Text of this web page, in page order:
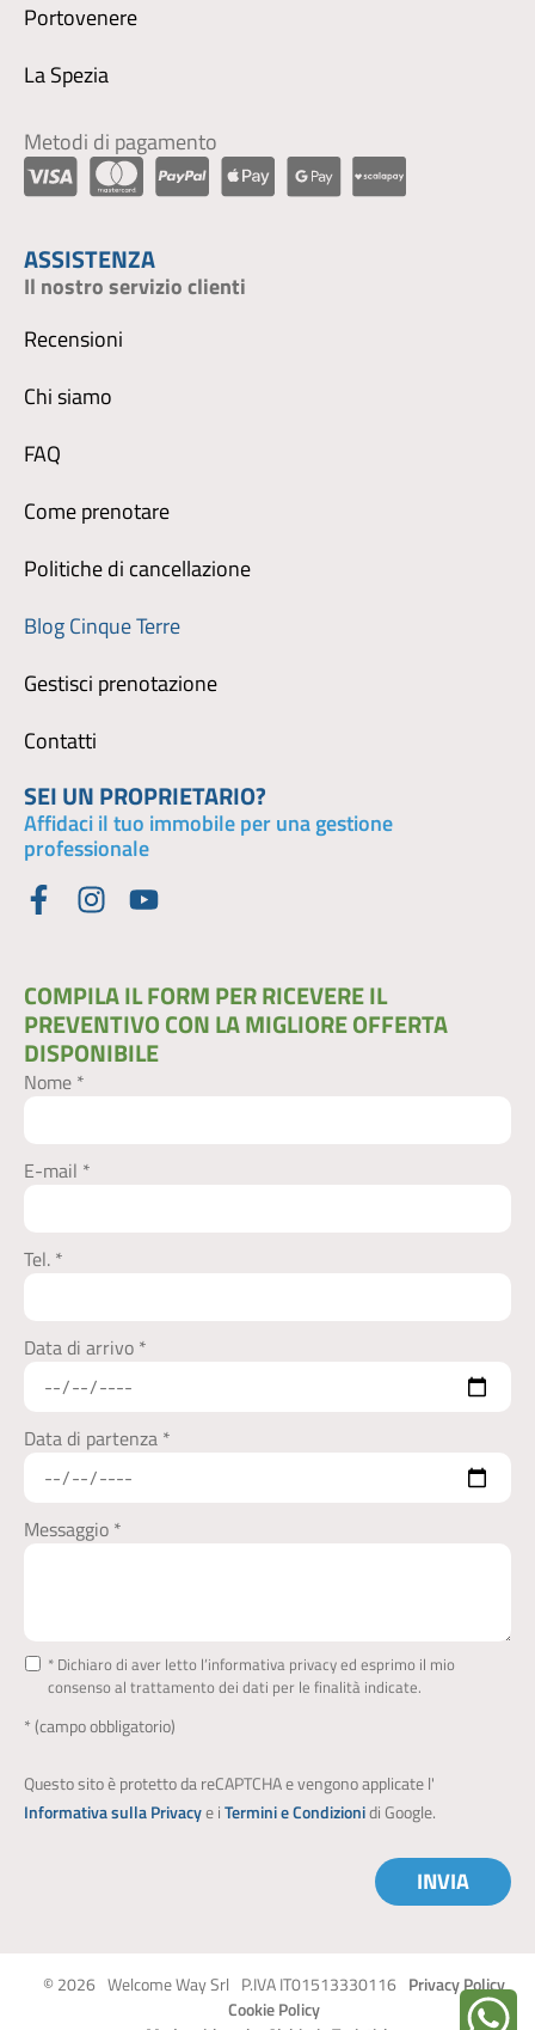
Portovenere
La Spezia
Metodi di pagamento
ASSISTENZA
Il nostro servizio clienti
Recensioni
Chi siamo
FAQ
Come prenotare
Politiche di cancellazione
Blog Cinque Terre
Gestisci prenotazione
Contatti
SEI UN PROPRIETARIO?
Affidaci il tuo immobile per una gestione
professionale
COMPILA IL FORM PER RICEVERE IL
PREVENTIVO CON LA MIGLIORE OFFERTA
DISPONIBILE​
Nome *
E-mail *
Tel. *
Data di arrivo *
Data di partenza *
Messaggio *
* Dichiaro di aver letto l’informativa privacy ed esprimo il mio
consenso al trattamento dei dati per le finalità indicate.
* (campo obbligatorio)
Questo sito è protetto da reCAPTCHA e vengono applicate l'
Informativa sulla Privacye iTermini e Condizionidi Google.
INVIA
© 2026 Welcome Way Srl P.IVA IT01513330116 Privacy Policy
Cookie Policy